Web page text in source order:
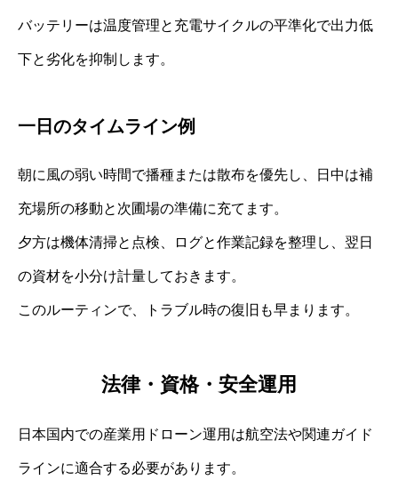
バッテリーは温度管理と充電サイクルの平準化で出力低
下と劣化を抑制します。
一日のタイムライン例
朝に風の弱い時間で播種または散布を優先し、日中は補
充場所の移動と次圃場の準備に充てます。
夕方は機体清掃と点検、ログと作業記録を整理し、翌日
の資材を小分け計量しておきます。
このルーティンで、トラブル時の復旧も早まります。
法律・資格・安全運用
日本国内での産業用ドローン運用は航空法や関連ガイド
ラインに適合する必要があります。